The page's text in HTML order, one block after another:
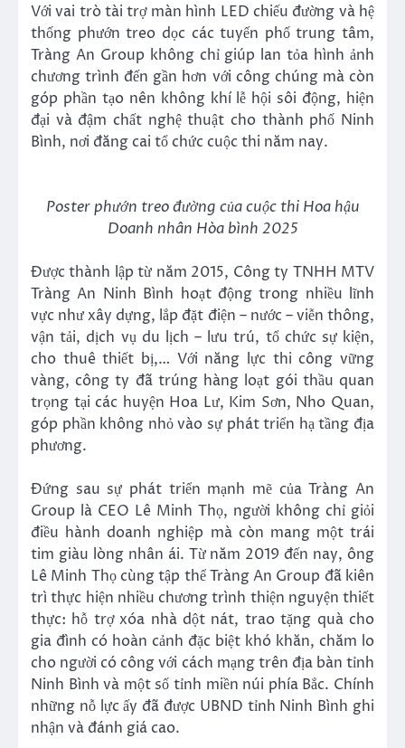
Với vai trò tài trợ màn hình LED chiếu đường và hệ
thống phướn treo dọc các tuyến phố trung tâm,
Tràng An Group không chỉ giúp lan tỏa hình ảnh
chương trình đến gần hơn với công chúng mà còn
góp phần tạo nên không khí lễ hội sôi động, hiện
đại và đậm chất nghệ thuật cho thành phố Ninh
Bình, nơi đăng cai tổ chức cuộc thi năm nay.
Poster phướn treo đường của cuộc thi Hoa hậu
Doanh nhân Hòa bình 2025
Được thành lập từ năm 2015, Công ty TNHH MTV
Tràng An Ninh Bình hoạt động trong nhiều lĩnh
vực như xây dựng, lắp đặt điện – nước – viễn thông,
vận tải, dịch vụ du lịch – lưu trú, tổ chức sự kiện,
cho thuê thiết bị,… Với năng lực thi công vững
vàng, công ty đã trúng hàng loạt gói thầu quan
trọng tại các huyện Hoa Lư, Kim Sơn, Nho Quan,
góp phần không nhỏ vào sự phát triển hạ tầng địa
phương.
Đứng sau sự phát triển mạnh mẽ của Tràng An
Group là CEO Lê Minh Thọ, người không chỉ giỏi
điều hành doanh nghiệp mà còn mang một trái
tim giàu lòng nhân ái. Từ năm 2019 đến nay, ông
Lê Minh Thọ cùng tập thể Tràng An Group đã kiên
trì thực hiện nhiều chương trình thiện nguyện thiết
thực: hỗ trợ xóa nhà dột nát, trao tặng quà cho
gia đình có hoàn cảnh đặc biệt khó khăn, chăm lo
cho người có công với cách mạng trên địa bàn tỉnh
Ninh Bình và một số tỉnh miền núi phía Bắc. Chính
những nỗ lực ấy đã được UBND tỉnh Ninh Bình ghi
nhận và đánh giá cao.